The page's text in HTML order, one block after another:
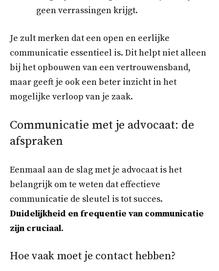
geen verrassingen krijgt.
Je zult merken dat een open en eerlijke
communicatie essentieel is. Dit helpt niet alleen
bij het opbouwen van een vertrouwensband,
maar geeft je ook een beter inzicht in het
mogelijke verloop van je zaak.
Communicatie met je advocaat: de
afspraken
Eenmaal aan de slag met je advocaat is het
belangrijk om te weten dat effectieve
communicatie de sleutel is tot succes.
Duidelijkheid en frequentie van communicatie
zijn cruciaal.
Hoe vaak moet je contact hebben?